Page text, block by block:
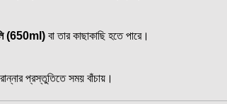
(650ml) বা তার কাছাকাছি হতে পারে।
প্রস্তুতিতে সময় বাঁচায়।